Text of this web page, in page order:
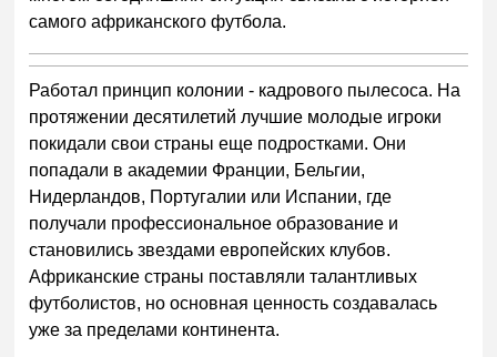
самого африканского футбола.
Работал принцип колонии - кадрового пылесоса. На
протяжении десятилетий лучшие молодые игроки
покидали свои страны еще подростками. Они
попадали в академии Франции, Бельгии,
Нидерландов, Португалии или Испании, где
получали профессиональное образование и
становились звездами европейских клубов.
Африканские страны поставляли талантливых
футболистов, но основная ценность создавалась
уже за пределами континента.